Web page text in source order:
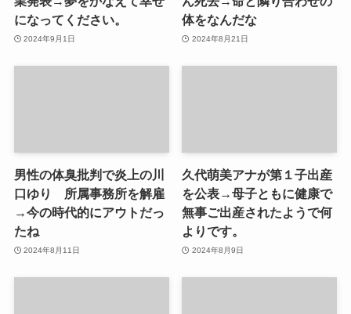
になってください。
2024年9月1日
体をなんだな
2024年8月21日
男性の体臭批判で炎上の川
口ゆり 所属事務所を解雇
→今の時代的にアウトだっ
たね
2024年8月11日
久代萌美アナが第１子出産
を公表→母子ともに健康で
無事ご出産されたようで何
よりです。
2024年8月9日